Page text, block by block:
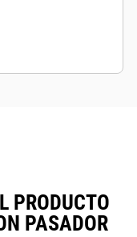
PRODUCTO
PASADOR